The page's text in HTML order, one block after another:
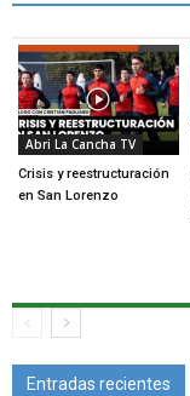
Abri La Cancha TV
Crisis y reestructuración
en San Lorenzo
Entradas recientes